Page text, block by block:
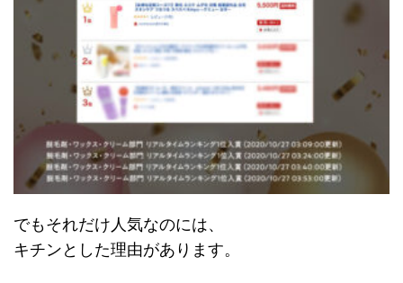
でもそれだけ人気なのには、
キチンとした理由があります。